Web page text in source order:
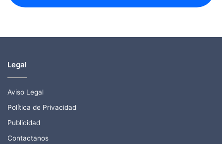
Legal
Aviso Legal
Política de Privacidad
Publicidad
Contactanos